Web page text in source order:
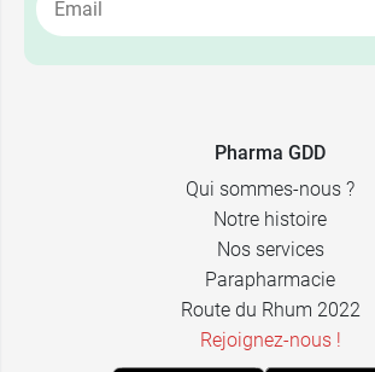
Pharma GDD
Qui sommes-nous ?
Notre histoire
Nos services
Parapharmacie
Route du Rhum 2022
Rejoignez-nous !